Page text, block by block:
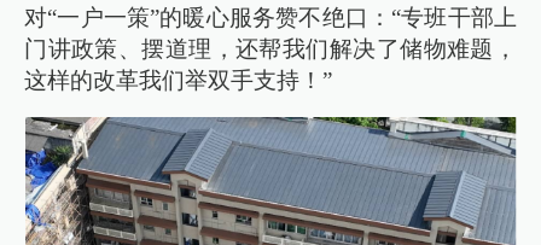
对“一户一策”的暖心服务赞不绝口：“专班干部上
门讲政策、摆道理，还帮我们解决了储物难题，
这样的改革我们举双手支持！”